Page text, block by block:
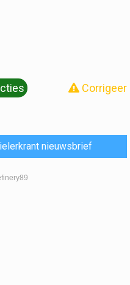
Corrigeer
nieuwsbrief